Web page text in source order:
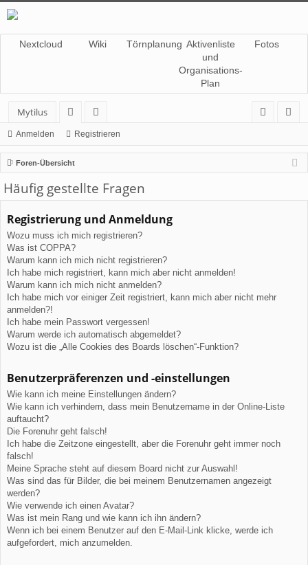
Nextcloud Wiki Törnplanung Aktivenliste
und
Organisations-
Plan
Fotos
Mytilus
or
en
itg
lie
de
r
m
el
de
ist
rie
re
Anmelden Registrieren
Foren-Übersicht
Häufig gestellte Fragen
Registrierung und Anmeldung
Wozu muss ich mich registrieren?
Was ist COPPA?
Warum kann ich mich nicht registrieren?
Ich habe mich registriert, kann mich aber nicht anmelden!
Warum kann ich mich nicht anmelden?
Ich habe mich vor einiger Zeit registriert, kann mich aber nicht mehr
anmelden?!
Ich habe mein Passwort vergessen!
Warum werde ich automatisch abgemeldet?
Wozu ist die „Alle Cookies des Boards löschen“-Funktion?
Benutzerpräferenzen und -einstellungen
Wie kann ich meine Einstellungen ändern?
Wie kann ich verhindern, dass mein Benutzername in der Online-Liste
auftaucht?
Die Forenuhr geht falsch!
Ich habe die Zeitzone eingestellt, aber die Forenuhr geht immer noch
falsch!
Meine Sprache steht auf diesem Board nicht zur Auswahl!
Was sind das für Bilder, die bei meinem Benutzernamen angezeigt
werden?
Wie verwende ich einen Avatar?
Was ist mein Rang und wie kann ich ihn ändern?
Wenn ich bei einem Benutzer auf den E-Mail-Link klicke, werde ich
aufgefordert, mich anzumelden.